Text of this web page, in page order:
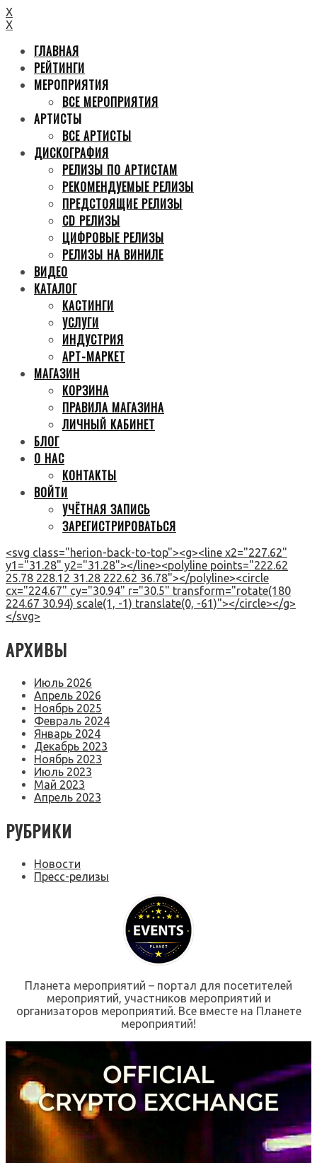
X
X
ГЛАВНАЯ
РЕЙТИНГИ
МЕРОПРИЯТИЯ
ВСЕ МЕРОПРИЯТИЯ
АРТИСТЫ
ВСЕ АРТИСТЫ
ДИСКОГРАФИЯ
РЕЛИЗЫ ПО АРТИСТАМ
РЕКОМЕНДУЕМЫЕ РЕЛИЗЫ
ПРЕДСТОЯЩИЕ РЕЛИЗЫ
CD РЕЛИЗЫ
ЦИФРОВЫЕ РЕЛИЗЫ
РЕЛИЗЫ НА ВИНИЛЕ
ВИДЕО
КАТАЛОГ
КАСТИНГИ
УСЛУГИ
ИНДУСТРИЯ
АРТ-МАРКЕТ
МАГАЗИН
КОРЗИНА
ПРАВИЛА МАГАЗИНА
ЛИЧНЫЙ КАБИНЕТ
БЛОГ
О НАС
КОНТАКТЫ
ВОЙТИ
УЧЁТНАЯ ЗАПИСЬ
ЗАРЕГИСТРИРОВАТЬСЯ
<svg class="herion-back-to-top"><g><line x2="227.62"
y1="31.28" y2="31.28"></line><polyline points="222.62
25.78 228.12 31.28 222.62 36.78"></polyline><circle
cx="224.67" cy="30.94" r="30.5" transform="rotate(180
224.67 30.94) scale(1, -1) translate(0, -61)"></circle></g>
</svg>
АРХИВЫ
Июль 2026
Апрель 2026
Ноябрь 2025
Февраль 2024
Январь 2024
Декабрь 2023
Ноябрь 2023
Июль 2023
Май 2023
Апрель 2023
РУБРИКИ
Новости
Пресс-релизы
Планета мероприятий – портал для посетителей
мероприятий, участников мероприятий и
организаторов мероприятий. Все вместе на Планете
мероприятий!